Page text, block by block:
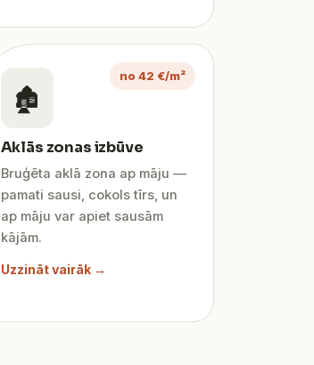
no 42 €/m²
🏚️
Aklās zonas izbūve
Bruģēta aklā zona ap māju —
pamati sausi, cokols tīrs, un
ap māju var apiet sausām
kājām.
Uzzināt vairāk →